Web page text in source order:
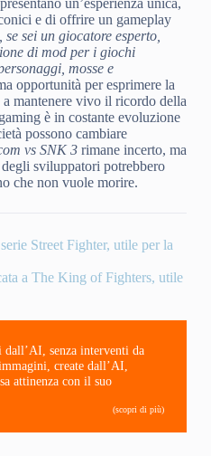
un’esperienza unica,
e di offrire un gameplay
se sei un giocatore esperto,
di mod per i giochi
mosse e
opportunità per esprimere la
mantenere vivo il ricordo della
è in costante evoluzione
possono cambiare
vs SNK 3rimane incerto, ma
sviluppatori potrebbero
che non vuole morire.
Street Fighter, utile per la
a The King of Fighters, utile
senza interventi da
create dall’AI,
attinenza con il suo
(scopri di più)